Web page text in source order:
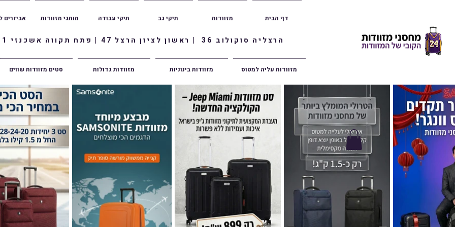
הרצליה סוקולוב 36 | ראשון לציון הרצל 47 | פתח תקווה אשכנזי 1
אביזרים מותגי מזוודות תיקי עבודה תיקי גב מזוודות דף הבית
סטים מזוודות שווים מזוודות גדולות מזוודות בינוניות מזוודות עליה למטוס